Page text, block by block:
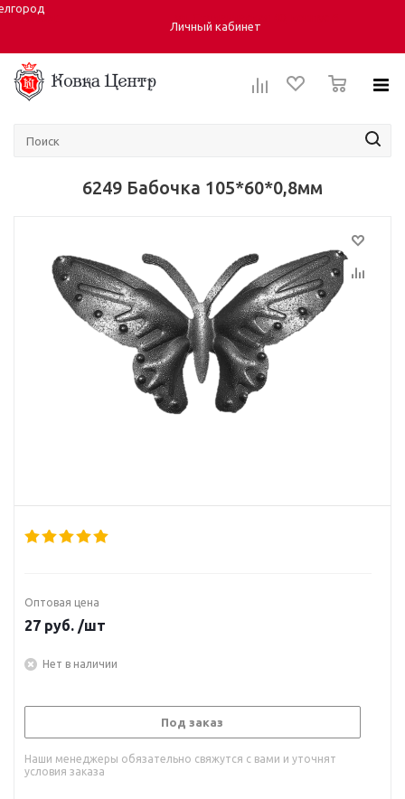
Город:
Личный кабинет
6249 Бабочка 105*60*0,8мм
Оптовая цена
27 руб. /шт
Нет в наличии
Под заказ
Наши менеджеры обязательно свяжутся с вами и уточнят
условия заказа